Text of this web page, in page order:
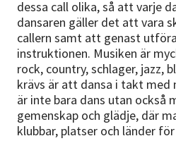
dessa call olika, så att varje
dansaren gäller det att vara
callern samt att genast
instruktionen. Musiken är
rock, country, schlager, jazz,
krävs är att dansa i takt med
är inte bara dans utan också
gemenskap och glädje, där
klubbar, platser och länder